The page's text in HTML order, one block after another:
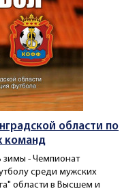
области по
команд
зимы - Чемпионат
среди мужских
области в Высшем и